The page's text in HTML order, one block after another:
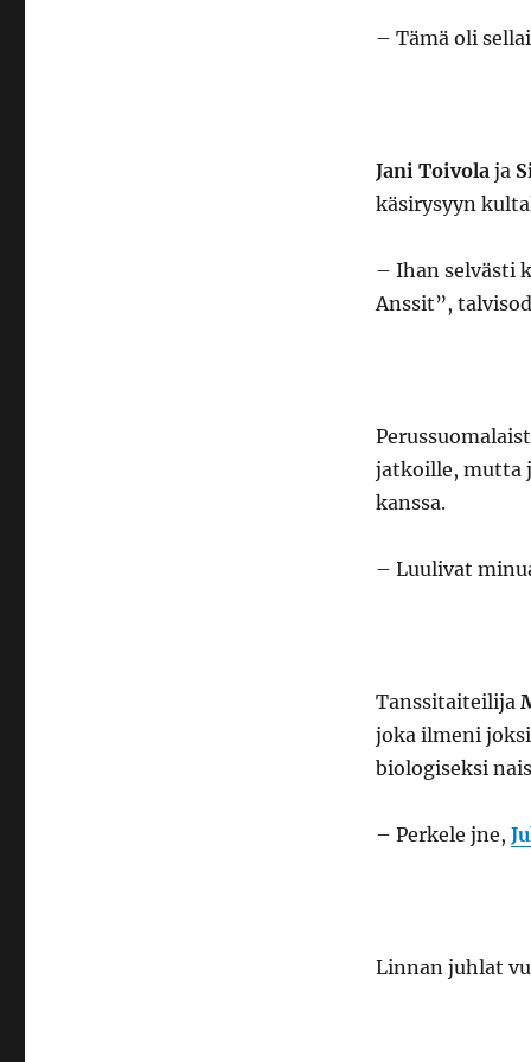
– Tämä oli
Jani Toivolaja
käsirysyyn
– Ihan selvästi
Anssit”,
jatkoille, mutta
kanssa.
– Luulivat
Tanssitaiteilija
joka ilmeni
biologiseksi
– Perkele jne,
Linnan juhlat